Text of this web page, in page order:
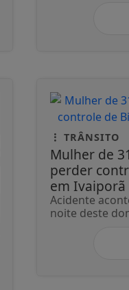
TRÂNSITO
Mulher de
perder
em Ivaiporã
Acidente
noite deste